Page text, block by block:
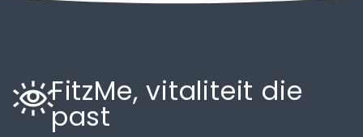
FitzMe, vitaliteit die
past